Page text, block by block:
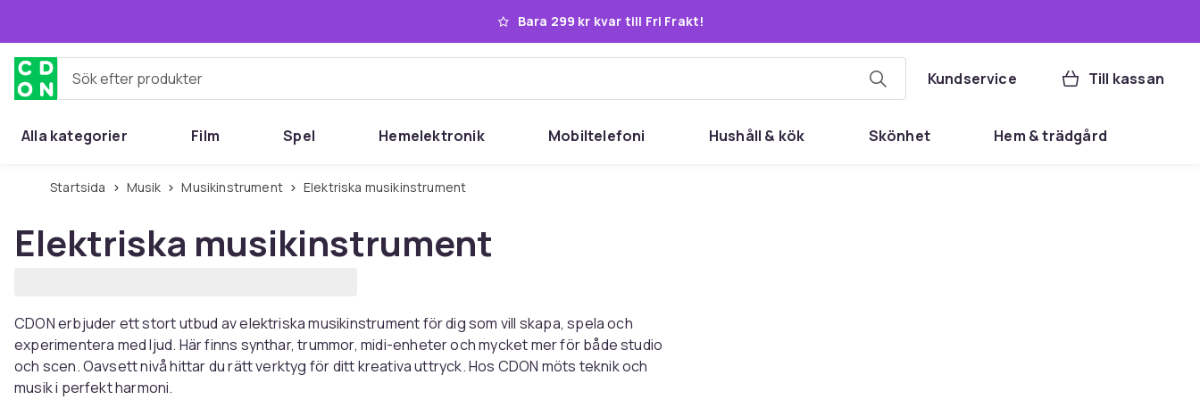
Bara 299 kr kvar till Fri Frakt!
Sök efter produkter Kundservice Till kassan
Alla kategorier Film Spel Hemelektronik Mobiltelefoni Hushåll & kök Skönhet Hem & trädgård
Startsida Musik Musikinstrument Elektriska musikinstrument
Elektriska musikinstrument
CDON erbjuder ett stort utbud av elektriska musikinstrument för dig som vill skapa, spela och
experimentera med ljud. Här finns synthar, trummor, midi-enheter och mycket mer för både studio
och scen. Oavsett nivå hittar du rätt verktyg för ditt kreativa uttryck. Hos CDON möts teknik och
musik i perfekt harmoni.